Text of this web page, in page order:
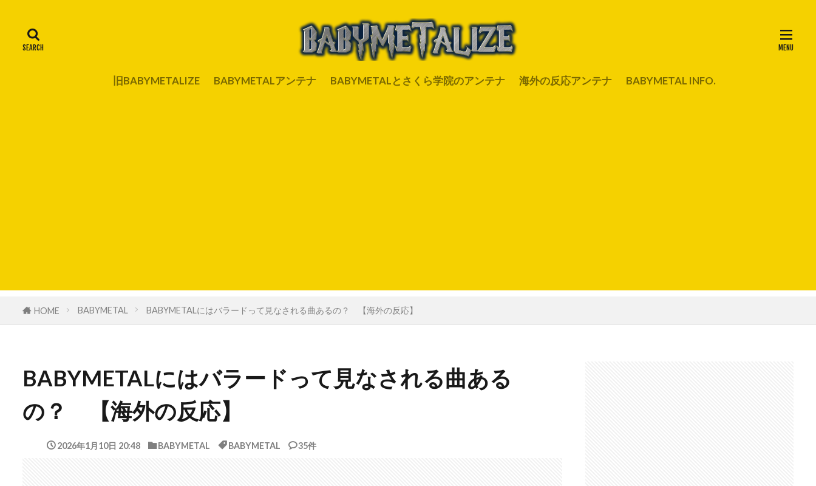
旧BABYMETALIZE BABYMETALアンテナ BABYMETALとさくら学院のアンテナ 海外の反応アンテナ BABYMETAL INFO.
HOME BABYMETAL BABYMETALにはバラードって見なされる曲あるの？ 【海外の反応】
BABYMETALにはバラードって見なされる曲ある
の？ 【海外の反応】
2026年1月10日 20:48 BABYMETAL BABYMETAL 35件